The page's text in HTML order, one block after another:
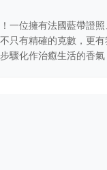
一位擁有法國藍帶證
只有精確的克數，更
驟化作治癒生活的香